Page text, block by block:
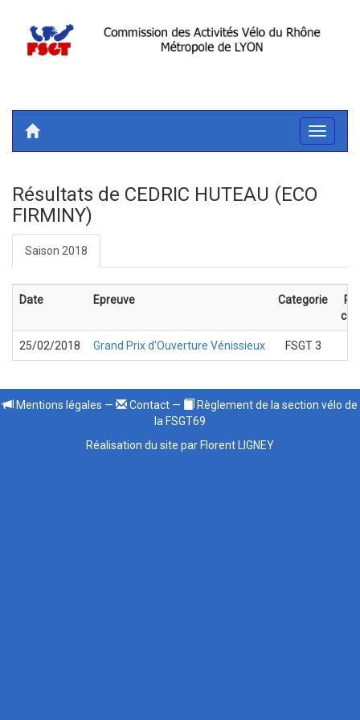
Toggle
Résultats de CEDRIC HUTEAU (ECO
FIRMINY)
Saison 2018
Date Epreuve Categorie
25/02/2018 Grand Prix d'Ouverture Vénissieux FSGT 3
Mentions légales — Contact —
Règlement de la section vélo de
la FSGT69
Réalisation du site par Florent LIGNEY